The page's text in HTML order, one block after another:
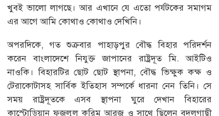
খুবই ভালো লাগছে। আর এখানে যে এতো পর্যটকের সমাগম
এর আগে আমি কোথাও কোথাও দেখিনি।
অপরদিকে, গত শুক্রবার পাহাড়পুর বৌদ্ধ বিহার পরিদর্শন
করেন বাংলাদেশে নিযুক্ত জাপানের রাষ্ট্রদূত মি. আইটিও
নাওকি। বিহারটির ছোট ছোট স্থাপনা, বৌদ্ধ ভিক্ষুক কক্ষ ও
টেরাকোটাসহ সার্বিক ইতিহাস সম্পর্কে ধারনা নেন তিনি। সে
সময় রাষ্ট্রদূতকে এসব স্থাপনা ঘুরে দেখান বিহারের
কাস্টোডিয়ান ফজলুল করিম আরজু ও সাথে ছিলেন বদলগাছী